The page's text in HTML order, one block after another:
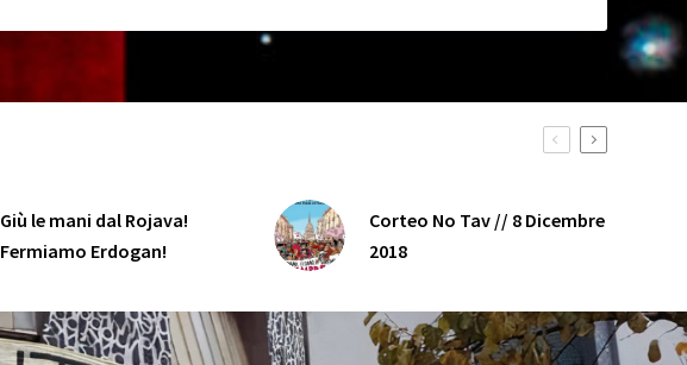
Giù le mani dal Rojava!
Fermiamo Erdogan!
Corteo No Tav // 8 Dicembre
2018